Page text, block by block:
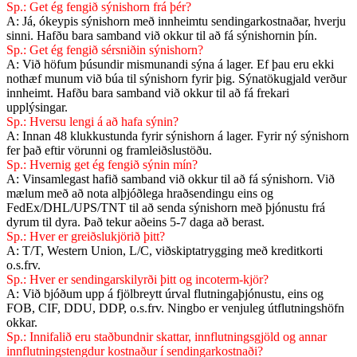
Sp.: Get ég fengið sýnishorn frá þér?
A: Já, ókeypis sýnishorn með innheimtu sendingarkostnaðar, hverju
sinni. Hafðu bara samband við okkur til að fá sýnishornin þín.
Sp.: Get ég fengið sérsniðin sýnishorn?
A: Við höfum þúsundir mismunandi sýna á lager. Ef þau eru ekki
nothæf munum við búa til sýnishorn fyrir þig. Sýnatökugjald verður
innheimt. Hafðu bara samband við okkur til að fá frekari
upplýsingar.
Sp.: Hversu lengi á að hafa sýnin?
A: Innan 48 klukkustunda fyrir sýnishorn á lager. Fyrir ný sýnishorn
fer það eftir vörunni og framleiðslustöðu.
Sp.: Hvernig get ég fengið sýnin mín?
A: Vinsamlegast hafið samband við okkur til að fá sýnishorn. Við
mælum með að nota alþjóðlega hraðsendingu eins og
FedEx/DHL/UPS/TNT til að senda sýnishorn með þjónustu frá
dyrum til dyra. Það tekur aðeins 5-7 daga að berast.
Sp.: Hver er greiðslukjörið þitt?
A: T/T, Western Union, L/C, viðskiptatrygging með kreditkorti
o.s.frv.
Sp.: Hver er sendingarskilyrði þitt og incoterm-kjör?
A: Við bjóðum upp á fjölbreytt úrval flutningaþjónustu, eins og
FOB, CIF, DDU, DDP, o.s.frv. Ningbo er venjuleg útflutningshöfn
okkar.
Sp.: Innifalið eru staðbundnir skattar, innflutningsgjöld og annar
innflutningstengdur kostnaður í sendingarkostnaði?